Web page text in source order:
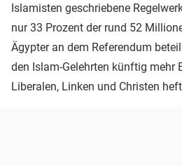
Islamisten geschriebene
nur 33 Prozent der rund 52
Ägypter an dem Referendum
den Islam-Gelehrten künftig mehr
Liberalen, Linken und Christen